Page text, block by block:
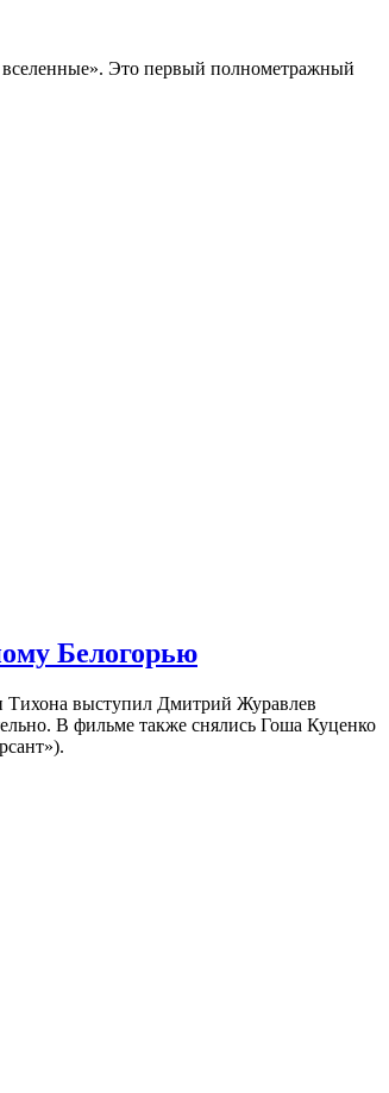
Это первый полнометражный
Белогорью
Тихона выступил Дмитрий Журавлев
В фильме также снялись Гоша Куценко